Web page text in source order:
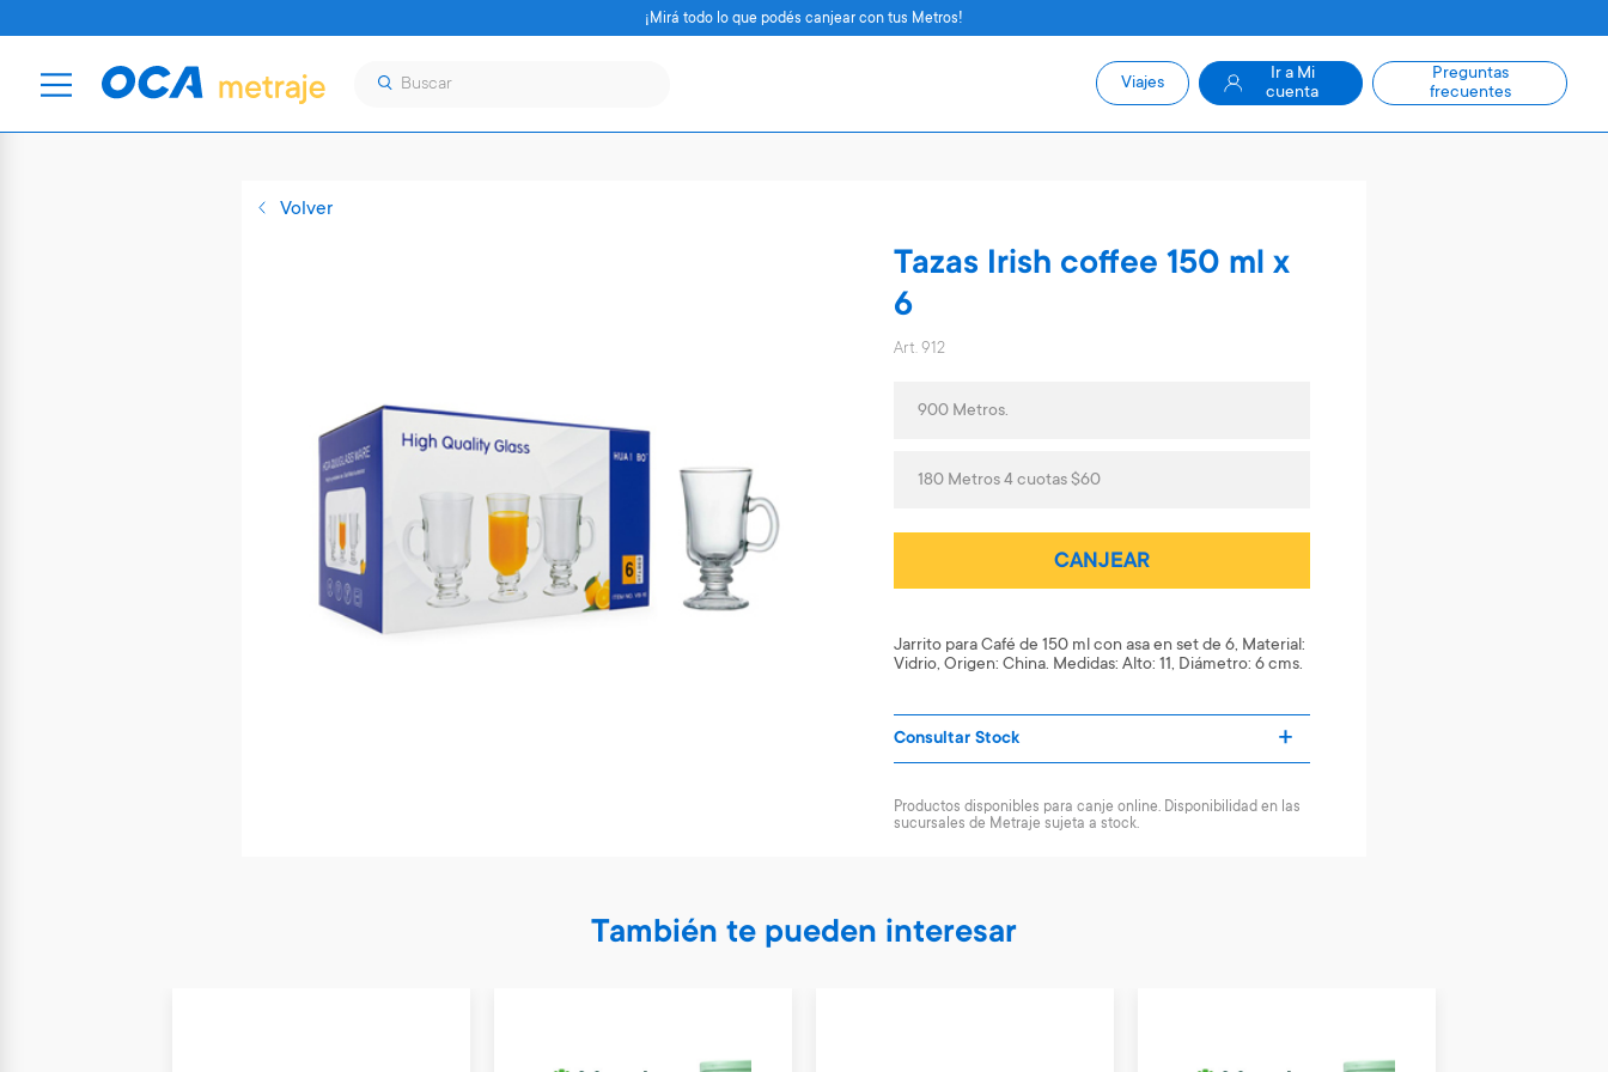
Volver
Tazas Irish coffee 150 ml x
6
Art. 912
900 Metros.
180 Metros 4 cuotas $60
CANJEAR
Jarrito para Café de 150 ml con asa en set de 6, Material:
Vidrio, Origen: China. Medidas: Alto: 11, Diámetro: 6 cms.
Consultar Stock
Productos disponibles para canje online. Disponibilidad en las
sucursales de Metraje sujeta a stock.
También te pueden interesar
¡Mirá todo lo que podés canjear con tus Metros!
Viajes
Ir a Mi
cuenta
Preguntas
frecuentes